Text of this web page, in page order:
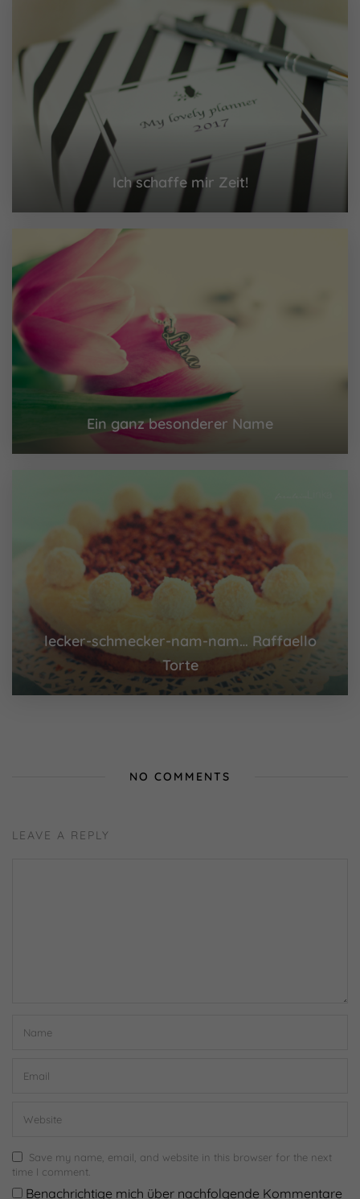
Ich schaffe mir Zeit!
Ein ganz besonderer Name
lecker-schmecker-nam-nam… Raffaello
Torte
NO COMMENTS
LEAVE A REPLY
Save my name, email, and website in this browser for the next
time I comment.
Benachrichtige mich über nachfolgende Kommentare